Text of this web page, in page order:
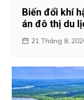
Biến đổi khí
án đô thị du
21 Tháng 8,